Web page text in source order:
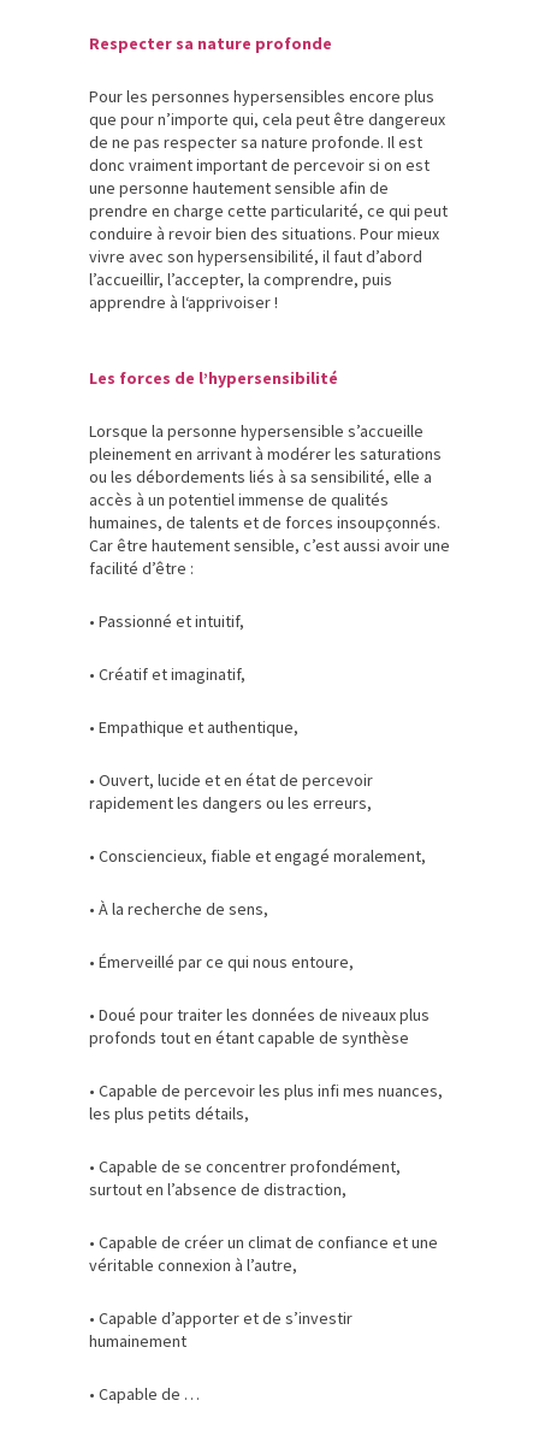
Respecter sa nature profonde
Pour les personnes hypersensibles encore plus
que pour n’importe qui, cela peut être dangereux
de ne pas respecter sa nature profonde. Il est
donc vraiment important de percevoir si on est
une personne hautement sensible afin de
prendre en charge cette particularité, ce qui peut
conduire à revoir bien des situations. Pour mieux
vivre avec son hypersensibilité, il faut d’abord
l’accueillir, l’accepter, la comprendre, puis
apprendre à l‘apprivoiser !
Les forces de l’hypersensibilité
Lorsque la personne hypersensible s’accueille
pleinement en arrivant à modérer les saturations
ou les débordements liés à sa sensibilité, elle a
accès à un potentiel immense de qualités
humaines, de talents et de forces insoupçonnés.
Car être hautement sensible, c’est aussi avoir une
facilité d’être :
• Passionné et intuitif,
• Créatif et imaginatif,
• Empathique et authentique,
• Ouvert, lucide et en état de percevoir
rapidement les dangers ou les erreurs,
• Consciencieux, fiable et engagé moralement,
• À la recherche de sens,
• Émerveillé par ce qui nous entoure,
• Doué pour traiter les données de niveaux plus
profonds tout en étant capable de synthèse
• Capable de percevoir les plus infi mes nuances,
les plus petits détails,
• Capable de se concentrer profondément,
surtout en l’absence de distraction,
• Capable de créer un climat de confiance et une
véritable connexion à l’autre,
• Capable d’apporter et de s’investir
humainement
• Capable de …